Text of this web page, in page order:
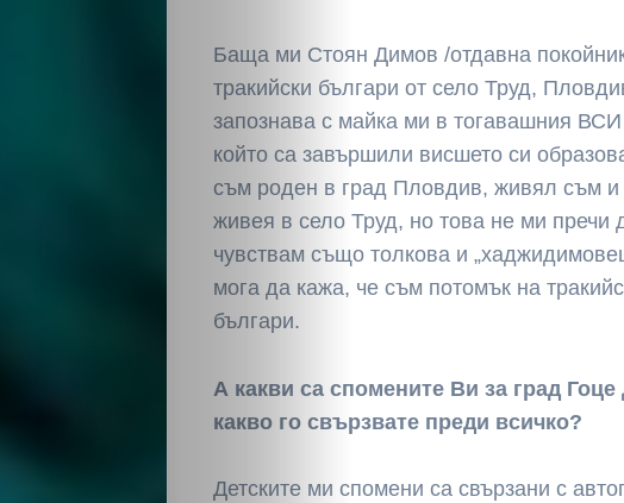
обяви
Таблоид
Новини
Search
Баща ми Стоян Димов /отдавна
тракийски българи от село Труд,
запознава с майка ми в тогавашния
който са завършили висшето си
съм роден в град Пловдив, живял съм
живея в село Труд, но това не ми пречи
чувствам също толкова и
мога да кажа, че съм потомък на
българи.
А какви са спомените Ви за град
какво го свързвате преди всичко?
Детските ми спомени са свързани с